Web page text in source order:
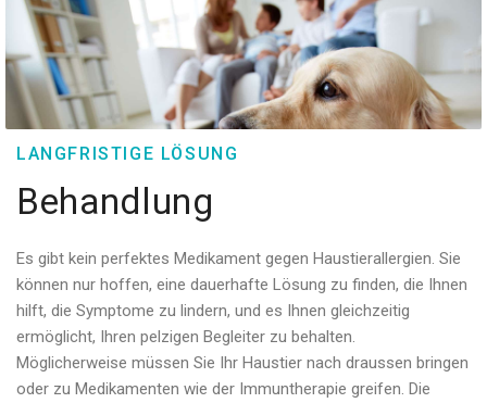
LANGFRISTIGE LÖSUNG
Behandlung
Es gibt kein perfektes Medikament gegen Haustierallergien. Sie
können nur hoffen, eine dauerhafte Lösung zu finden, die Ihnen
hilft, die Symptome zu lindern, und es Ihnen gleichzeitig
ermöglicht, Ihren pelzigen Begleiter zu behalten.
Möglicherweise müssen Sie Ihr Haustier nach draussen bringen
oder zu Medikamenten wie der Immuntherapie greifen. Die